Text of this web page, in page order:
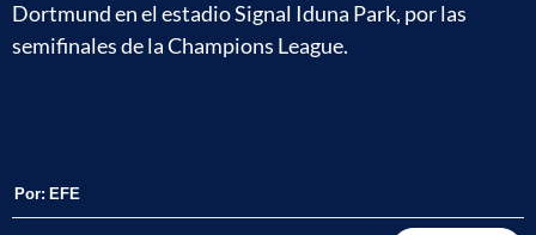
Dortmund en el estadio Signal Iduna Park, por las
semifinales de la Champions League.
Por: EFE